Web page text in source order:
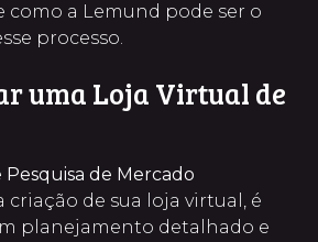
como a Lemund pode ser o
processo.
uma Loja Virtual de
Pesquisa de Mercado
criação de sua loja virtual, é
planejamento detalhado e